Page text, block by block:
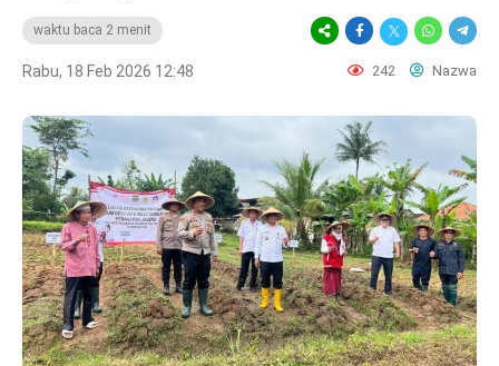
waktu baca 2 menit
Rabu, 18 Feb 2026 12:48 242 Nazwa